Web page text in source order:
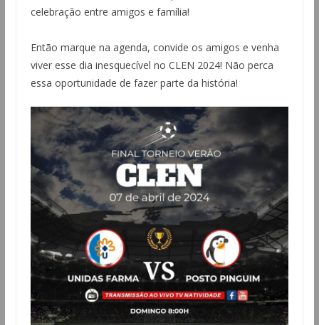
celebração entre amigos e família!
Então marque na agenda, convide os amigos e venha
viver esse dia inesquecível no CLEN 2024! Não perca
essa oportunidade de fazer parte da história!